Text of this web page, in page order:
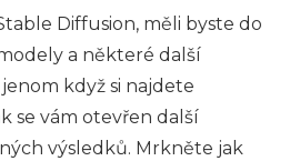
Diffusion, měli byste do
a některé další
když si najdete
se vám otevřen další
výsledků. Mrkněte jak